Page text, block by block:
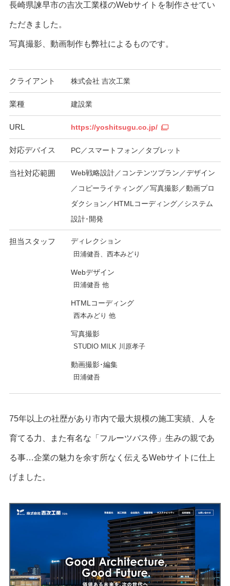
長崎県諫早市の吉次工業様のWebサイトを制作させてい
ただきました。
写真撮影、動画制作も弊社によるものです。
クライアント 株式会社 吉次工業
業種 建設業
URL https://yoshitsugu.co.jp/
対応デバイス PC／スマートフォン／タブレット
当社対応範囲
Web戦略設計／コンテンツプラン／デザイン
／コピーライティング／写真撮影／動画プロ
ダクション／HTMLコーディング／システム
設計･開発
担当スタッフ ディレクション
田浦健吾、西本みどり
Webデザイン
田浦健吾 他
HTMLコーディング
西本みどり 他
写真撮影
STUDIO MILK 川原孝子
動画撮影･編集
田浦健吾
75年以上の社歴があり市内で最大規模の施工実績、人を
育てる力、また有名な「フルーツバス停」生みの親であ
る事…企業の魅力を余す所なく伝えるWebサイトに仕上
げました。